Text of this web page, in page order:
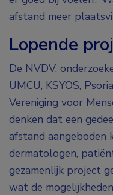
afstand meer
Lopende
De NVDV,
UMCU, KSYOS,
Vereniging voor
denken dat een
afstand aangeboden
dermatologen,
gezamenlijk project
wat de